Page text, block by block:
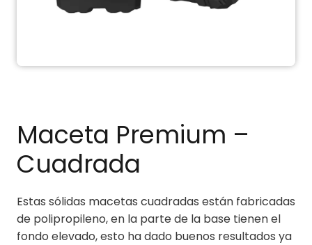
Maceta Premium –
Cuadrada
Estas sólidas macetas cuadradas están fabricadas
de polipropileno, en la parte de la base tienen el
fondo elevado, esto ha dado buenos resultados ya